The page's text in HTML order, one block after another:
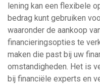
lening kan een flexibele
bedrag kunt gebruiken
waaronder de aankoop
financieringsopties te
maken die past bij uw
omstandigheden. Het is
bij financiële experts en